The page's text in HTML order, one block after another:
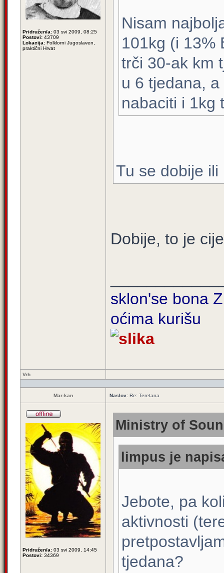
Pridružen/a: 03 svi 2009, 08:25
Postovi: 43709
Lokacija: Folklorni Jugoslaven,
praktični Hrvat
Nisam
101kg (i 13%
trči 30-ak km
u 6 tjedana,
nabaciti i 1kg
Tu se dobije
Dobije, to je
sklon'se bona
oćima kurišu
Vrh
Mar-kan Naslov: Re: Teretana
Pridružen/a: 03 svi 2009, 14:45
Postovi: 34369
Ministry of
limpus je
Jebote, pa
aktivnosti
tjedana?